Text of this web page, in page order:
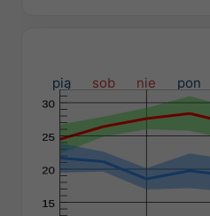
pią sob nie pon